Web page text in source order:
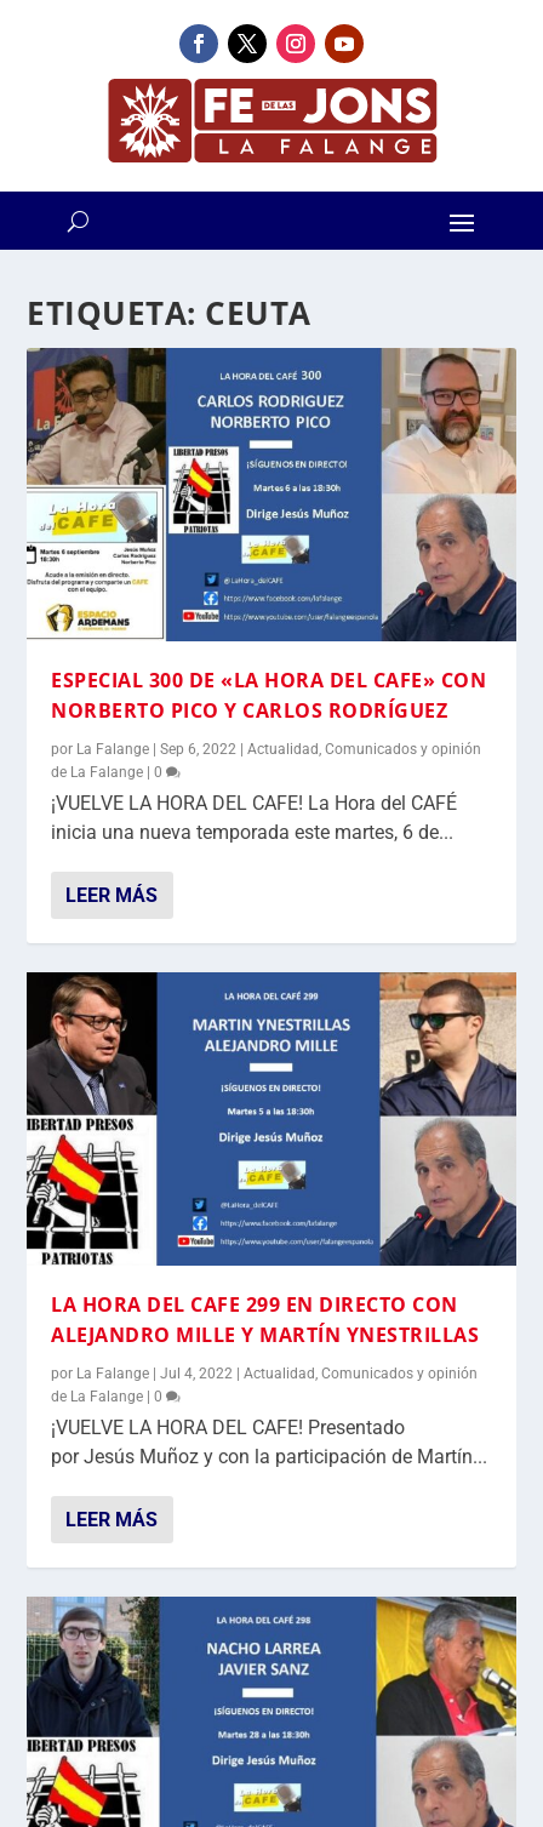
ETIQUETA: CEUTA
ESPECIAL 300 DE «LA HORA DEL CAFE» CON
NORBERTO PICO Y CARLOS RODRÍGUEZ
por La Falange |Sep 6, 2022 |Actualidad ,Comunicados y opinión
de La Falange |0
¡VUELVE LA HORA DEL CAFE! La Hora del CAFÉ
inicia una nueva temporada este martes, 6 de...
LEER MÁS
LA HORA DEL CAFE 299 EN DIRECTO CON
ALEJANDRO MILLE Y MARTÍN YNESTRILLAS
por La Falange |Jul 4, 2022 |Actualidad ,Comunicados y opinión
de La Falange |0
¡VUELVE LA HORA DEL CAFE! Presentado
por Jesús Muñoz y con la participación de Martín...
LEER MÁS